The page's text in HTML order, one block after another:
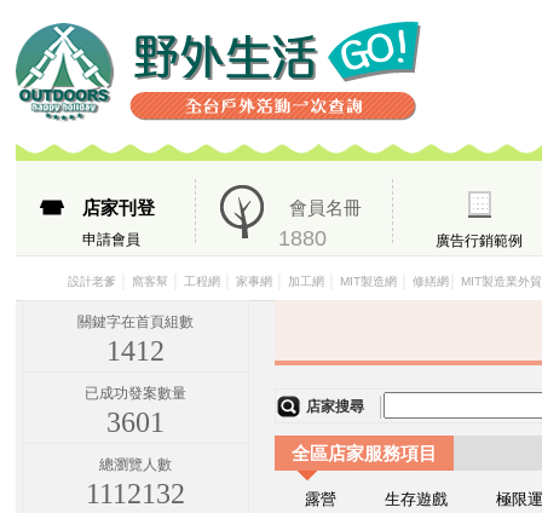
店家刊登
申請會員
會員名冊
1880 廣告行銷範例
設計老爹 窩客幫 工程網 家事網 加工網 MIT製造網 修繕網 MIT製造業外
關鍵字在首頁組數
1412
已成功發案數量
3601
總瀏覽人數
1112132
店家搜尋
全區店家服務項目
露營 生存遊戲 極限